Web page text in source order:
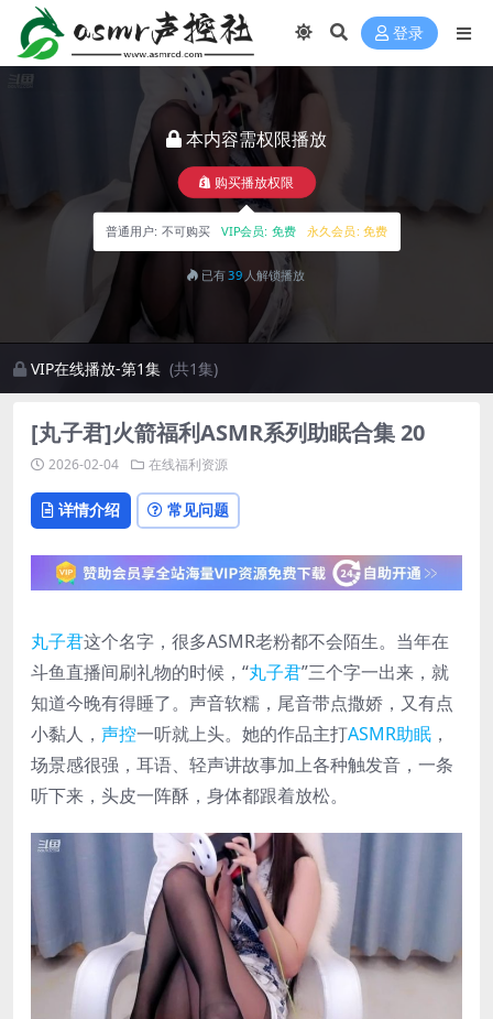
登录
本内容需权限播放
购买播放权限
普通用户: 不可购买 VIP会员: 免费 永久会员: 免费
已有39 人解锁播放
VIP在线播放-第1集 (共1集)
[丸子君]火箭福利ASMR系列助眠合集 20
2026-02-04 在线福利资源
详情介绍 常见问题
丸子君这个名字，很多ASMR老粉都不会陌生。当年在
斗鱼直播间刷礼物的时候，“丸子君”三个字一出来，就
知道今晚有得睡了。声音软糯，尾音带点撒娇，又有点
小黏人， 声控一听就上头。她的作品主打ASMR助眠 ，
场景感很强，耳语、轻声讲故事加上各种触发音，一条
听下来，头皮一阵酥，身体都跟着放松。